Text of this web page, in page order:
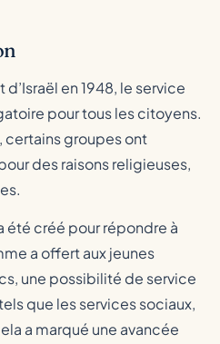
en 1948, le service
pour tous les citoyens.
groupes ont
des raisons religieuses,
été créé pour répondre à
a offert aux jeunes
une possibilité de service
que les services sociaux,
a marqué une avancée